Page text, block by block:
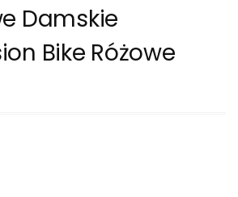
Damskie
Bike Różowe